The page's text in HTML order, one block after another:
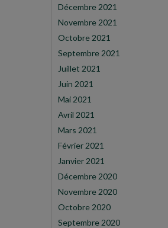
Décembre 2021
Novembre 2021
Octobre 2021
Septembre 2021
Juillet 2021
Juin 2021
Mai 2021
Avril 2021
Mars 2021
Février 2021
Janvier 2021
Décembre 2020
Novembre 2020
Octobre 2020
Septembre 2020